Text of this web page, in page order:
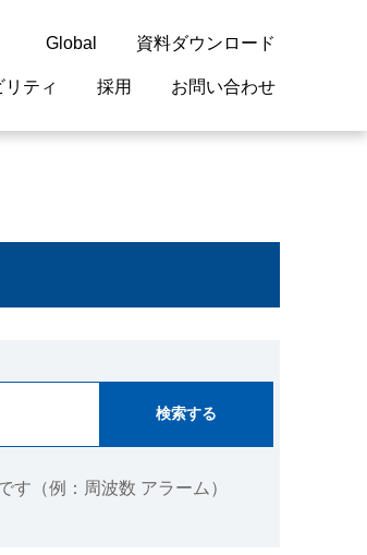
Global
閉じる
資料ダウンロード
ティ 採用 お問い合わせ
て
（例：周波数 アラーム）